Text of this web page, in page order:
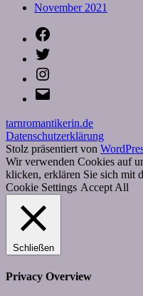
November 2021
tarnromantikerin.de
Datenschutzerklärung
Stolz präsentiert von
Wir verwenden Cookies auf
klicken, erklären Sie sich mit
Cookie Settings Accept All
Schließen
Privacy Overview